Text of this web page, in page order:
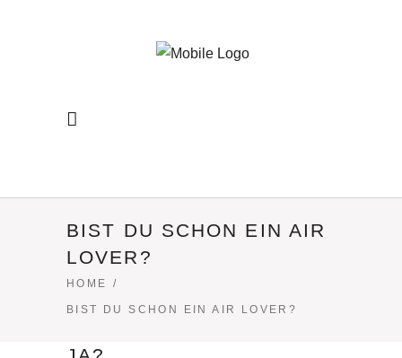
BIST DU SCHON EIN AIR
LOVER?
HOME /
BIST DU SCHON EIN AIR LOVER?